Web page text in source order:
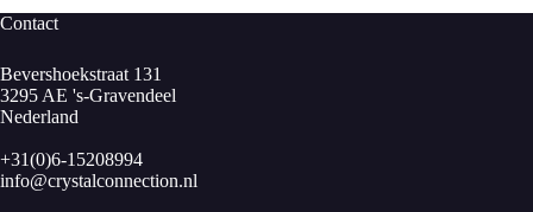
Contact
Bevershoekstraat 131
3295 AE 's-Gravendeel
Nederland
+31(0)6-15208994
info@crystalconnection.nl